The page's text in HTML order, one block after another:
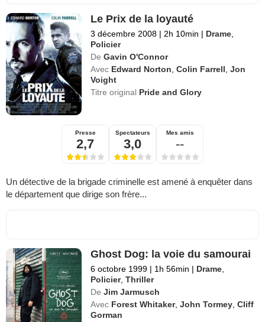
Le Prix de la loyauté
3 décembre 2008 | 2h 10min | Drame
Policier
De Gavin O'Connor
Avec Edward Norton ,Colin Farrell ,Jon
Voight
Titre original Pride and Glory
Presse
2,7
Spectateurs
3,0
Mes amis
--
Un détective de la brigade criminelle est amené à enquêter dans
le département que dirige son frère...
Ghost Dog: la voie du samourai
6 octobre 1999 | 1h 56min | Drame,
Policier,Thriller
De Jim Jarmusch
Avec Forest Whitaker,John Tormey,Cliff
Gorman